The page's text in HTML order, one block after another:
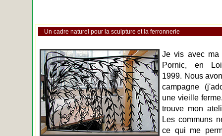
Un cadre naturel pour la sculpture et la ferronnerie
Je vis avec ma
Pornic, en
1999. Nous
campagne
une vieille
trouve mon
Les communs
ce qui me